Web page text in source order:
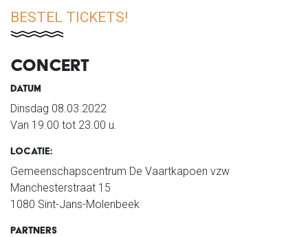
BESTEL TICKETS!
CONCERT
DATUM
Dinsdag 08.03.2022
Van 19.00 tot 23.00 u.
LOCATIE:
Gemeenschapscentrum De Vaartkapoen vzw
Manchesterstraat 15
1080 Sint-Jans-Molenbeek
PARTNERS